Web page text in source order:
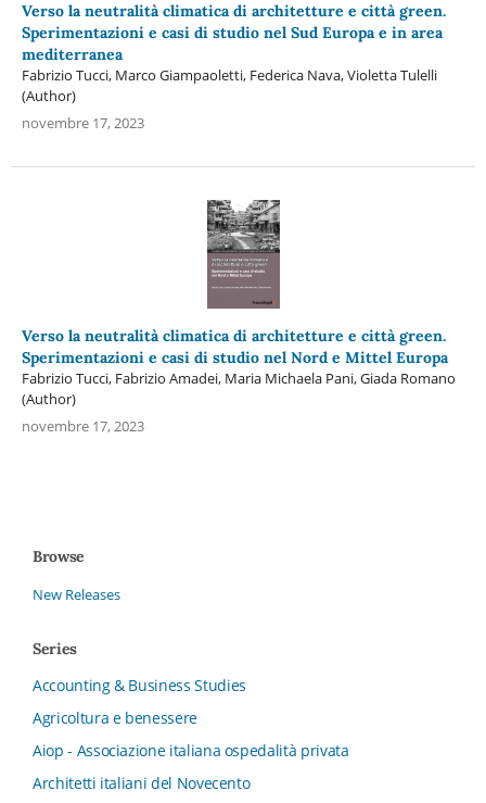
Verso la neutralità climatica di architetture e città green.
Sperimentazioni e casi di studio nel Sud Europa e in area
mediterranea
Fabrizio Tucci, Marco Giampaoletti, Federica Nava, Violetta Tulelli
(Author)
novembre 17, 2023
Verso la neutralità climatica di architetture e città green.
Sperimentazioni e casi di studio nel Nord e Mittel Europa
Fabrizio Tucci, Fabrizio Amadei, Maria Michaela Pani, Giada Romano
(Author)
novembre 17, 2023
Browse
New Releases
Series
Accounting & Business Studies
Agricoltura e benessere
Aiop - Associazione italiana ospedalità privata
Architetti italiani del Novecento